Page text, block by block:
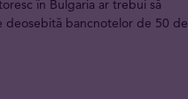
în Bulgaria ar trebui să
deosebită bancnotelor de 50 de